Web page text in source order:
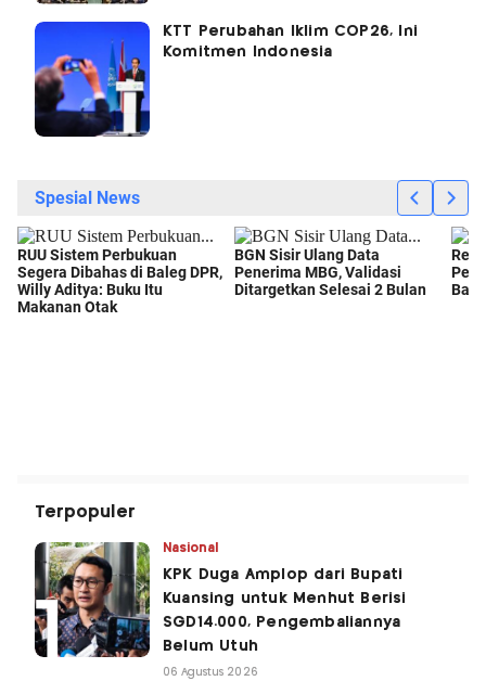
KTT Perubahan Iklim COP26, Ini
Komitmen Indonesia
Terpopuler
Nasional
KPK Duga Amplop dari Bupati
Kuansing untuk Menhut Berisi
SGD14.000, Pengembaliannya
Belum Utuh
06 Agustus 2026